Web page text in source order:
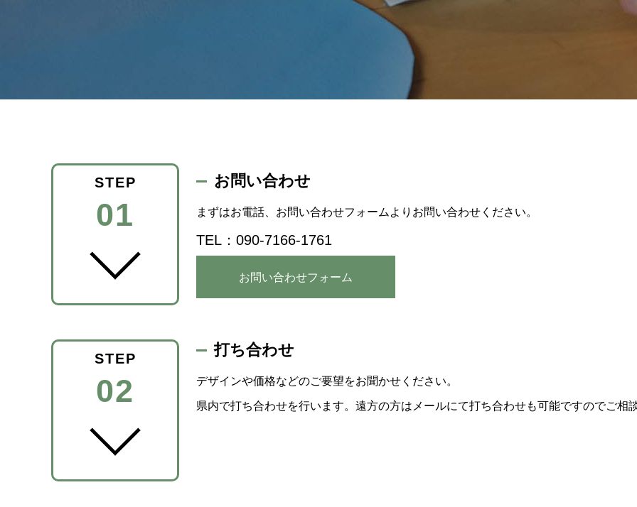
STEP
01
お問い合わせ
まずはお電話、お問い合わせフォームよりお問い合わせください。
TEL： 090-7166-1761
お問い合わせフォーム
STEP
02
打ち合わせ
デザインや価格などのご要望をお聞かせください。
県内で打ち合わせを行います。遠方の方はメールにて打ち合わせも可能ですのでご相